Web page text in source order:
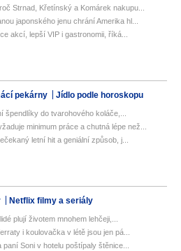
Strnad, Křetínský a Komárek nakupu...
japonského jenu chrání Amerika hl...
akcí, lepší VIP i gastronomii, říká...
pekárny Jídlo podle horoskopu
špendlíky do tvarohového koláče,...
minimum práce a chutná lépe než...
letní hit a geniální způsob, j...
Netflix filmy a seriály
plují životem mnohem lehčeji,...
i koulovačka v létě jsou jen pá...
Soni v hotelu poštípaly štěnice...